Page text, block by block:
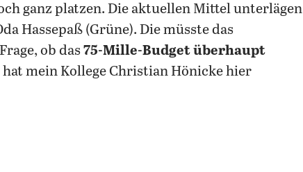
ganz platzen. Die aktuellen Mittel unterlägen
Hassepaß (Grüne). Die müsste das
ob das75-Mille-Budget überhaupt
mein Kollege Christian Hönicke hier